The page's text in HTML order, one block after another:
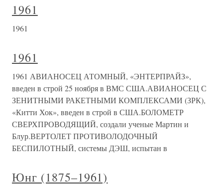
1961
1961
1961
1961 АВИАНОСЕЦ АТОМНЫЙ, «ЭНТЕРПРАЙЗ»,
введен в строй 25 ноября в ВМС США.АВИАНОСЕЦ С
ЗЕНИТНЫМИ РАКЕТНЫМИ КОМПЛЕКСАМИ (ЗРК),
«Китти Хок», введен в строй в США.БОЛОМЕТР
СВЕРХПРОВОДЯЩИЙ, создали ученые Мартин и
Блур.ВЕРТОЛЕТ ПРОТИВОЛОДОЧНЫЙ
БЕСПИЛОТНЫЙ, системы ДЭШ, испытан в
Юнг (1875–1961)